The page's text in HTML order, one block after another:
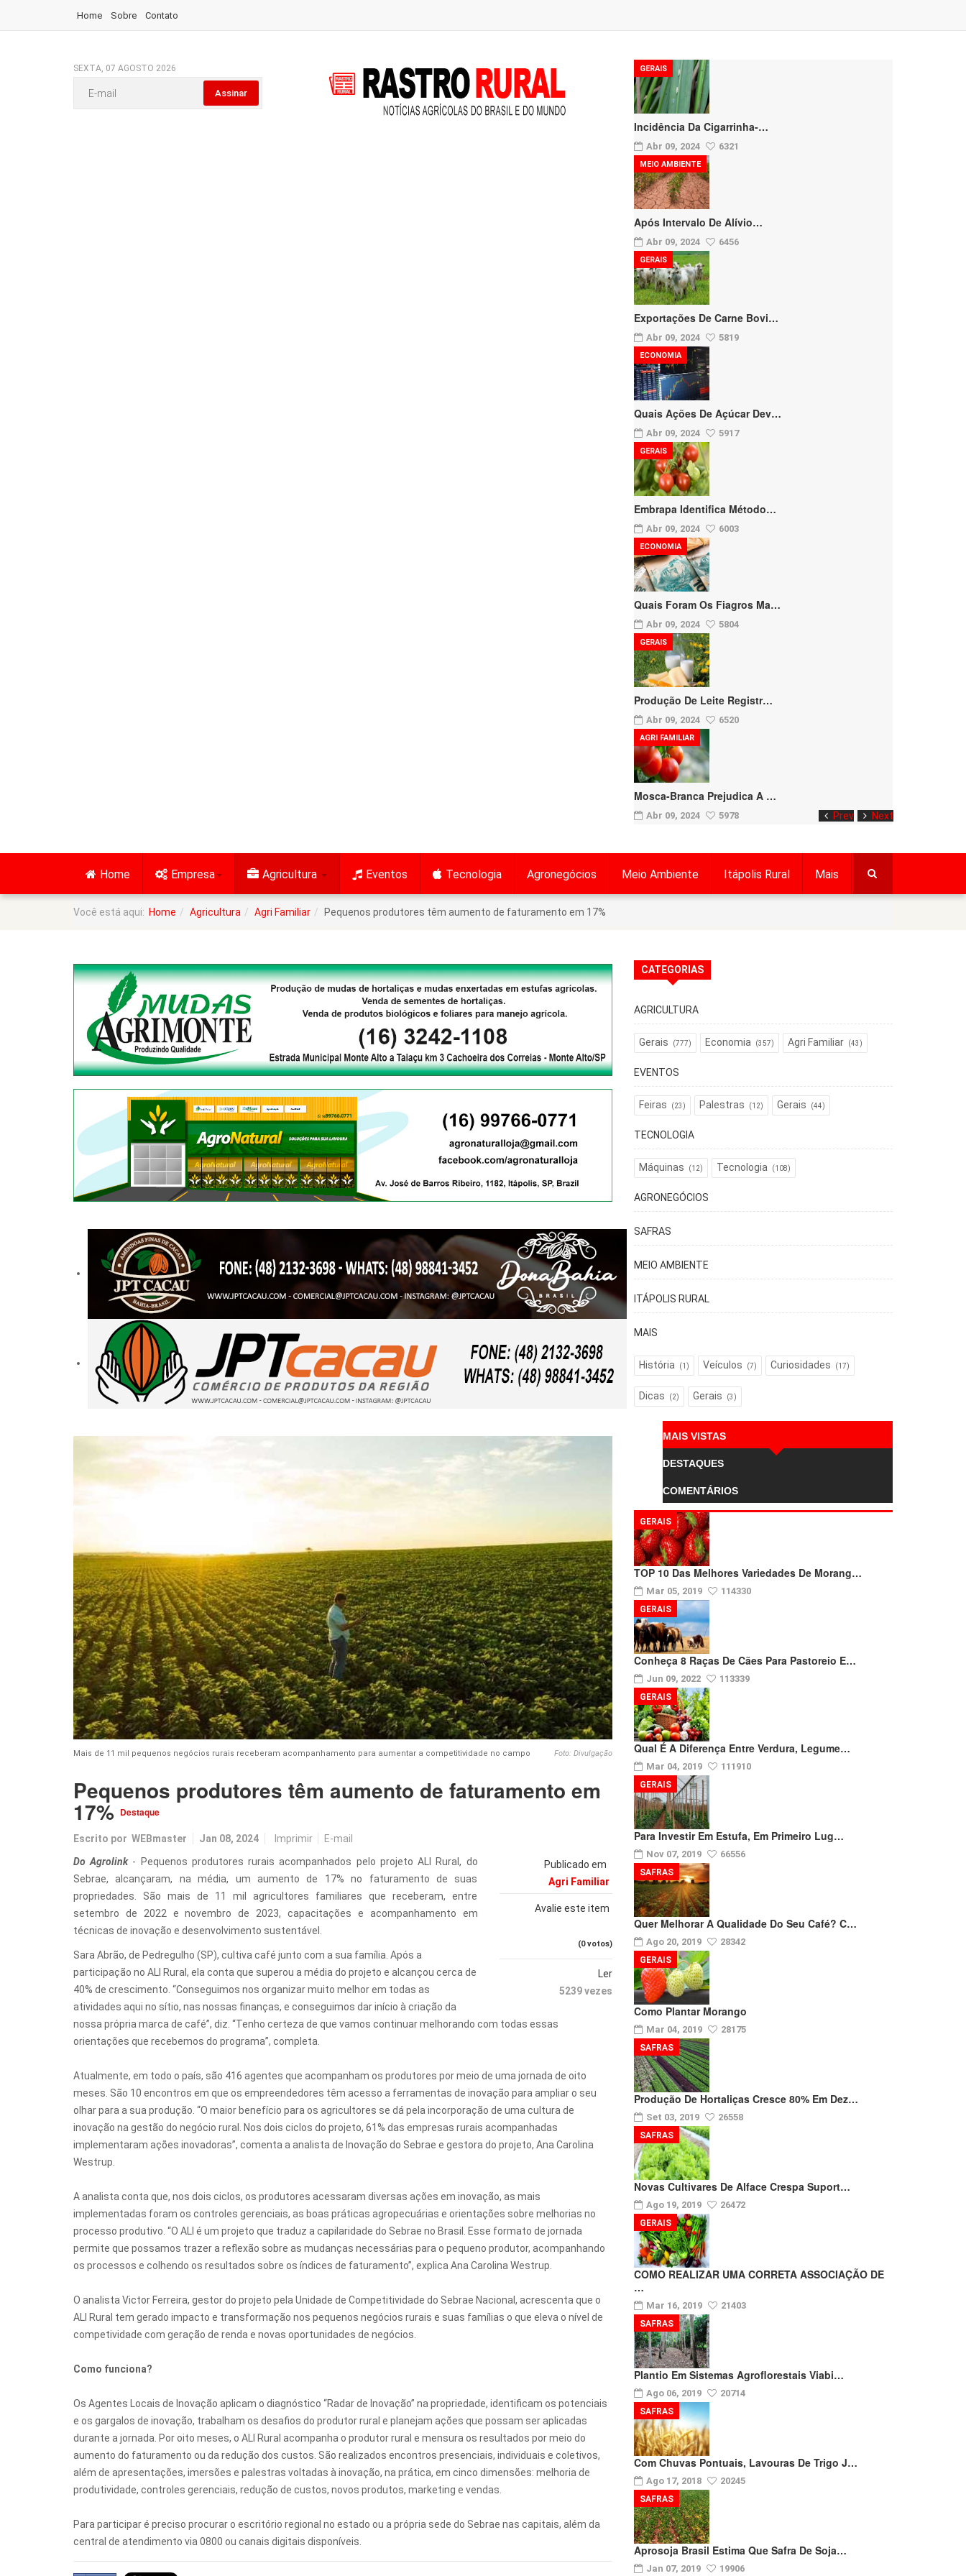
Home Sobre Contato
SEXTA, 07 AGOSTO 2026
Prev Next
Incidência Da Cigarrinha-…
Abr 09, 2024 6321
GERAIS
Após Intervalo De Alívio…
Abr 09, 2024 6456
MEIO AMBIENTE
Exportações De Carne Bovi…
Abr 09, 2024 5819
GERAIS
Quais Ações De Açúcar Dev…
Abr 09, 2024 5917
ECONOMIA
Embrapa Identifica Método…
Abr 09, 2024 6003
GERAIS
Quais Foram Os Fiagros Ma…
Abr 09, 2024 5804
ECONOMIA
Produção De Leite Registr…
Abr 09, 2024 6520
GERAIS
Mosca-Branca Prejudica A …
Abr 09, 2024 5978
AGRI FAMILIAR
Home Empresa Agricultura Eventos Tecnologia Agronegócios Meio Ambiente Itápolis Rural Mais
Você está aqui: Home Agricultura Agri Familiar Pequenos produtores têm aumento de faturamento em 17%
Mais de 11 mil pequenos negócios rurais receberam acompanhamento para aumentar a competitividade no campo Foto: Divulgação
Pequenos produtores têm aumento de faturamento em
17% Destaque
Escrito por WEBmaster Jan 08, 2024 Imprimir E-mail
Publicado em
Agri Familiar
Avalie este item
(0 votos)
Ler
5239 vezes
Do Agrolink - Pequenos produtores rurais acompanhados pelo projeto ALI Rural, do
Sebrae, alcançaram, na média, um aumento de 17% no faturamento de suas
propriedades. São mais de 11 mil agricultores familiares que receberam, entre
setembro de 2022 e novembro de 2023, capacitações e acompanhamento em
técnicas de inovação e desenvolvimento sustentável.
Sara Abrão, de Pedregulho (SP), cultiva café junto com a sua família. Após a
participação no ALI Rural, ela conta que superou a média do projeto e alcançou cerca de
40% de crescimento. “Conseguimos nos organizar muito melhor em todas as
atividades aqui no sítio, nas nossas finanças, e conseguimos dar início à criação da
nossa própria marca de café”, diz. “Tenho certeza de que vamos continuar melhorando com todas essas
orientações que recebemos do programa”, completa.
Atualmente, em todo o país, são 416 agentes que acompanham os produtores por meio de uma jornada de oito
meses. São 10 encontros em que os empreendedores têm acesso a ferramentas de inovação para ampliar o seu
olhar para a sua produção. “O maior benefício para os agricultores se dá pela incorporação de uma cultura de
inovação na gestão do negócio rural. Nos dois ciclos do projeto, 61% das empresas rurais acompanhadas
implementaram ações inovadoras”, comenta a analista de Inovação do Sebrae e gestora do projeto, Ana Carolina
Westrup.
A analista conta que, nos dois ciclos, os produtores acessaram diversas ações em inovação, as mais
implementadas foram os controles gerenciais, as boas práticas agropecuárias e orientações sobre melhorias no
processo produtivo. “O ALI é um projeto que traduz a capilaridade do Sebrae no Brasil. Esse formato de jornada
permite que possamos trazer a reflexão sobre as mudanças necessárias para o pequeno produtor, acompanhando
os processos e colhendo os resultados sobre os índices de faturamento”, explica Ana Carolina Westrup.
O analista Victor Ferreira, gestor do projeto pela Unidade de Competitividade do Sebrae Nacional, acrescenta que o
ALI Rural tem gerado impacto e transformação nos pequenos negócios rurais e suas famílias o que eleva o nível de
competividade com geração de renda e novas oportunidades de negócios.
Como funciona?
Os Agentes Locais de Inovação aplicam o diagnóstico “Radar de Inovação” na propriedade, identificam os potenciais
e os gargalos de inovação, trabalham os desafios do produtor rural e planejam ações que possam ser aplicadas
durante a jornada. Por oito meses, o ALI Rural acompanha o produtor rural e mensura os resultados por meio do
aumento do faturamento ou da redução dos custos. São realizados encontros presenciais, individuais e coletivos,
além de apresentações, imersões e palestras voltadas à inovação, na prática, em cinco dimensões: melhoria de
produtividade, controles gerenciais, redução de custos, novos produtos, marketing e vendas.
Para participar é preciso procurar o escritório regional no estado ou a própria sede do Sebrae nas capitais, além da
central de atendimento via 0800 ou canais digitais disponíveis.
CATEGORIAS
AGRICULTURA
Gerais (777) Economia (357) Agri Familiar (43)
EVENTOS
Feiras (23) Palestras (12) Gerais (44)
TECNOLOGIA
Máquinas (12) Tecnologia (108)
AGRONEGÓCIOS
SAFRAS
MEIO AMBIENTE
ITÁPOLIS RURAL
MAIS
História (1) Veículos (7) Curiosidades (17)
Dicas (2) Gerais (3)
MAIS VISTAS
DESTAQUES
COMENTÁRIOS
TOP 10 Das Melhores Variedades De Morang…
Mar 05, 2019 114330
GERAIS
Conheça 8 Raças De Cães Para Pastoreio E…
Jun 09, 2022 113339
GERAIS
Qual É A Diferença Entre Verdura, Legume…
Mar 04, 2019 111910
GERAIS
Para Investir Em Estufa, Em Primeiro Lug…
Nov 07, 2019 66556
GERAIS
Quer Melhorar A Qualidade Do Seu Café? C…
Ago 20, 2019 28342
SAFRAS
Como Plantar Morango
Mar 04, 2019 28175
GERAIS
Produção De Hortaliças Cresce 80% Em Dez…
Set 03, 2019 26558
SAFRAS
Novas Cultivares De Alface Crespa Suport…
Ago 19, 2019 26472
SAFRAS
COMO REALIZAR UMA CORRETA ASSOCIAÇÃO DE
…
Mar 16, 2019 21403
GERAIS
Plantio Em Sistemas Agroflorestais Viabi…
Ago 06, 2019 20714
SAFRAS
Com Chuvas Pontuais, Lavouras De Trigo J…
Ago 17, 2018 20245
SAFRAS
Aprosoja Brasil Estima Que Safra De Soja…
Jan 07, 2019 19906
SAFRAS